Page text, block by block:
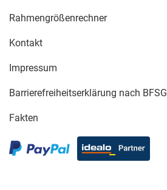
Rahmengrößenrechner
Kontakt
Impressum
Barrierefreiheitserklärung nach BFSG
Fakten